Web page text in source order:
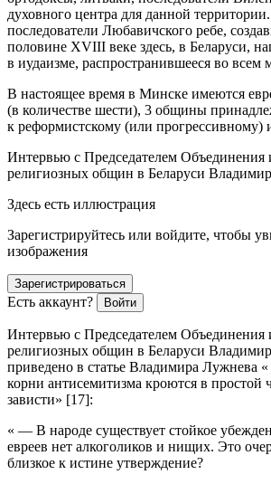
духовного центра для данной
последователи Любавичского ребе,
половине XVIII веке здесь, в Беларуси,
в иудаизме, распространившееся во всем
В настоящее время в Минске имеются
(в количестве шести), 3 общины
к реформистскому (или прогрессивному)
Интервью с Председателем Объединения
религиозных общин в Беларуси
Здесь есть иллюстрация
Зарегистрируйтесь или войдите, чтобы
изображения
Зарегистрироваться
Есть аккаунт? Войти
Интервью с Председателем Объединения
религиозных общин в Беларуси
приведено в статье Владимира Лужнева «
корни антисемитизма кроются в простой
зависти» [17]:
« — В народе существует стойкое
евреев нет алкоголиков и нищих. Это
близкое к истине утверждение?